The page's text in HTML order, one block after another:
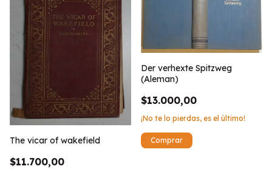
The vicar of wakefield
$11.700,00
Der verhexte Spitzweg
(Aleman)
$13.000,00
¡No te lo pierdas, es el último!